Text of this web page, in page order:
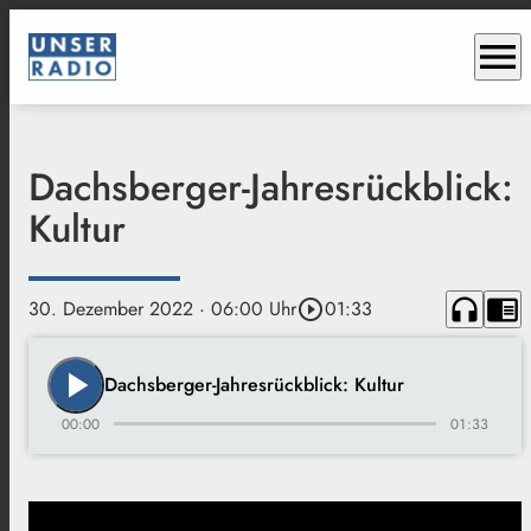
menu
Dachsberger-Jahresrückblick:
Kultur
30. Dezember 2022 · 06:00 Uhrplay_circle_outline01:33 headphones chrome_reader_mode
play_arrow Dachsberger-Jahresrückblick: Kultur
00:00 01:33